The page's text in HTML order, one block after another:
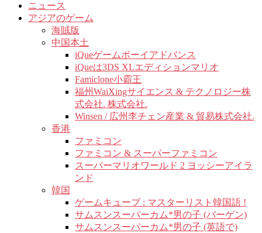
ニュース
アジアのゲーム
海賊版
中国本土
iQueゲームボーイアドバンス
iQueは3DS XLエディションマリオ
Famiclone小霸王
福州WaiXingサイエンス & テクノロジー株
式会社. 株式会社.
Winsen / 広州李チェン産業 & 貿易株式会社.
香港
ファミコン
ファミコン & スーパーファミコン
スーパーマリオワールド 2 ヨッシーアイラ
ンド
韓国
ゲームキューブ : マスターリスト韓国語 !
サムスンスーパーカム*男の子 (バーゲン)
サムスンスーパーカム*男の子 (英語で)